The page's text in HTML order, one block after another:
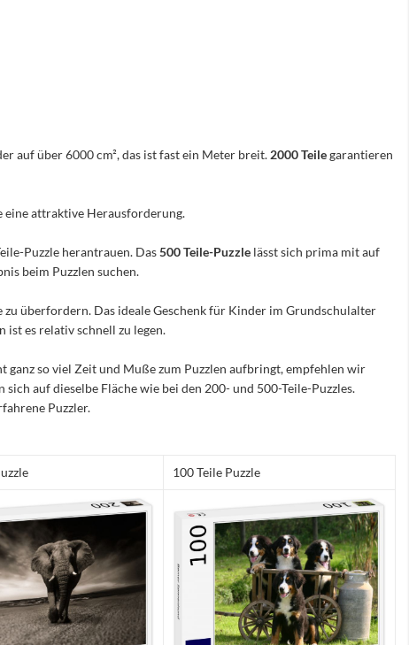
auf über 6000 cm², das ist fast ein Meter breit. 2000 Teilegarantieren
eine attraktive Herausforderung.
Puzzle herantrauen. Das500 Teile-Puzzle lässt sich prima mit auf
beim Puzzlen suchen.
zu überfordern. Das ideale Geschenk für Kinder im Grundschulalter
ist es relativ schnell zu legen.
ganz so viel Zeit und Muße zum Puzzlen aufbringt, empfehlen wir
sich auf dieselbe Fläche wie bei den 200- und 500-Teile-Puzzles.
Puzzler.
100 Teile Puzzle